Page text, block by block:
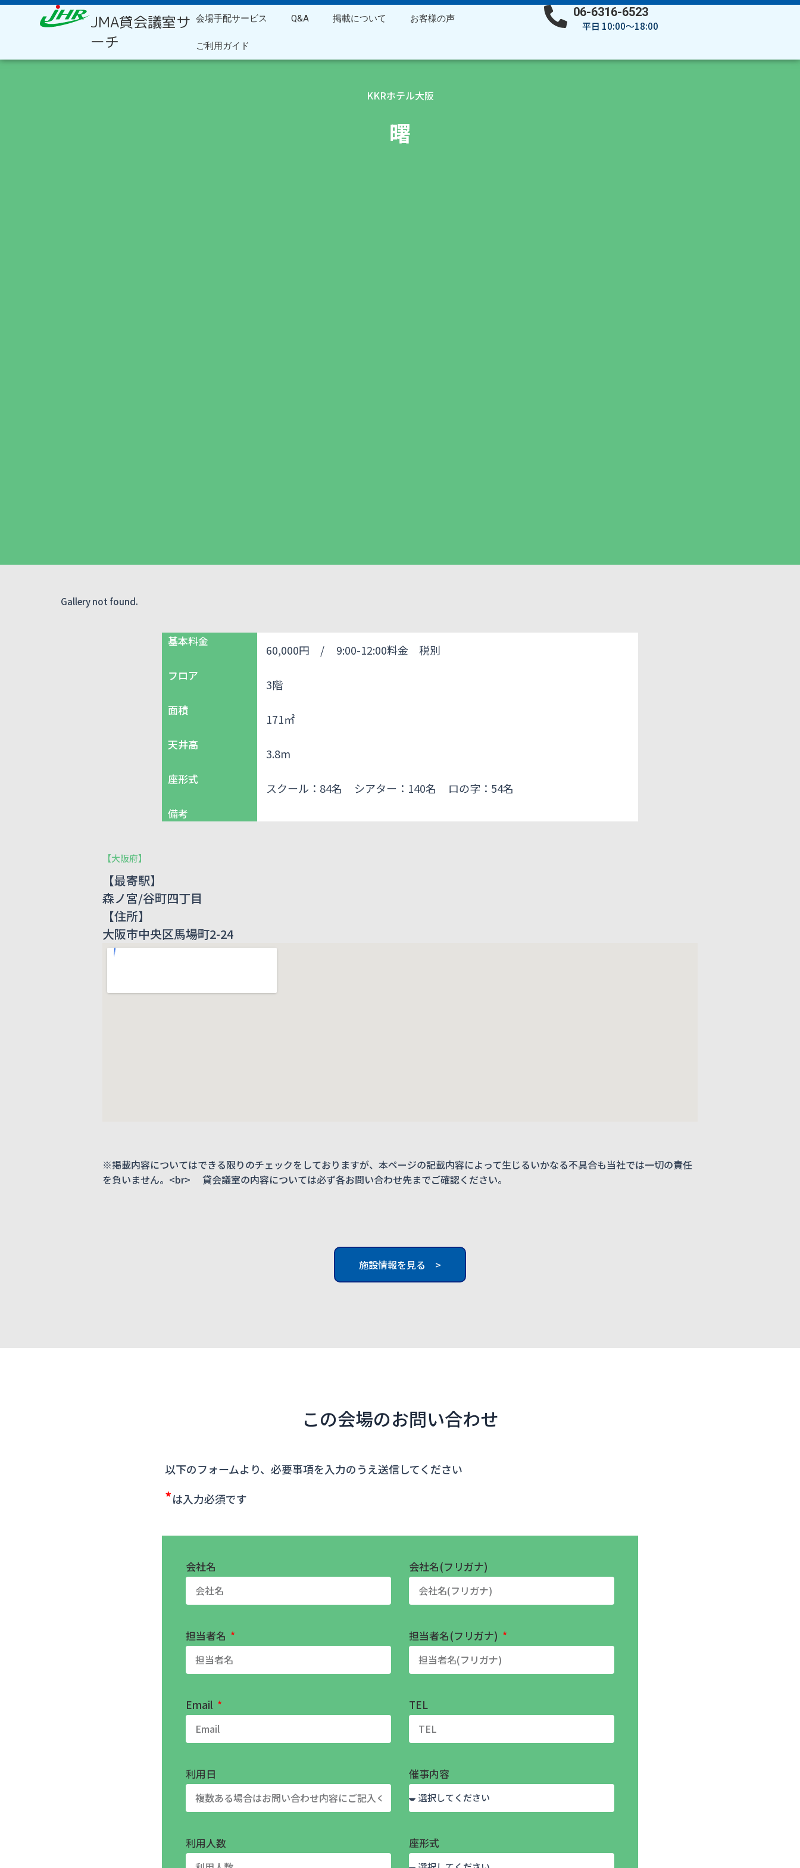
内
キ
JMA貸会議室サ
ーチ
会場手配サービス Q&A 掲載について お客様の声
ご利用ガイド
06-6316-6523
平日 10:00～18:00
KKRホテル大阪
曙
Gallery not found.
基本料金
60,000円 / 9:00-12:00料金 税別
フロア
3階
面積
171㎡
天井高
3.8m
座形式
スクール：84名 シアター：140名 ロの字：54名
備考
【大阪府】
【最寄駅】
森ノ宮/谷町四丁目
【住所】
大阪市中央区馬場町2-24
※掲載内容についてはできる限りのチェックをしておりますが、本ページの記載内容によって生じるいかなる不具合も当社では一切の責任
を負いません。<br> 貸会議室の内容については必ず各お問い合わせ先までご確認ください。
施設情報を見る >
この会場のお問い合わせ
以下のフォームより、必要事項を入力のうえ送信してください
*は入力必須です
会社名 会社名(フリガナ)
担当者名 担当者名(フリガナ)
Email TEL
利用日 催事内容
利用人数 座形式